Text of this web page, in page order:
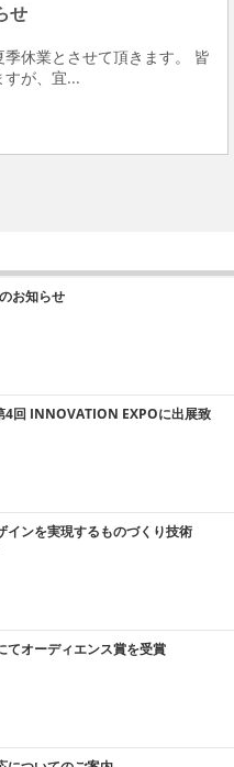
せ
休業とさせて頂きます。 皆
すが、宜...
お知らせ
4回 INNOVATION EXPOに出展致
インを実現するものづくり技術
てオーディエンス賞を受賞